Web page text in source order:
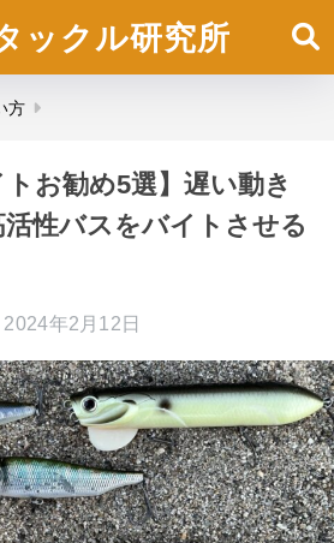
ックル研究所
方
トお勧め5選】遅い動き
性バスをバイトさせる
2024年2月12日